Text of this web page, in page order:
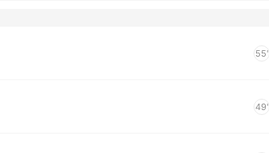
55'
49'